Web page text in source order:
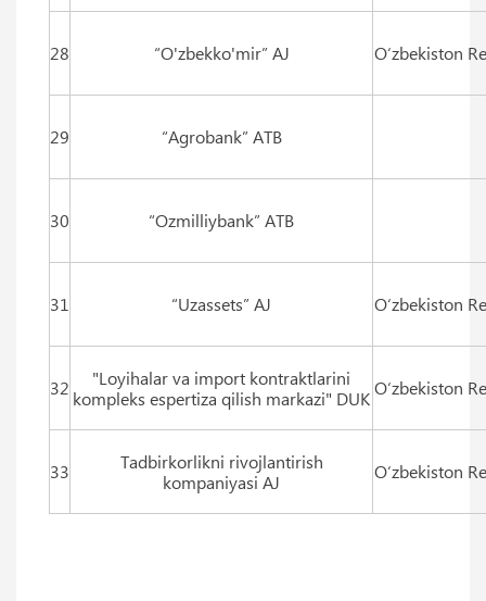
28 “O'zbekko'mir” AJ O‘zbekiston
29 “Agrobank” ATB
30 “Ozmilliybank” ATB
31 “Uzassets” AJ O‘zbekiston
32
"Loyihalar va import kontraktlarini
kompleks espertiza qilish markazi" DUKO‘zbekiston
33
Tadbirkorlikni rivojlantirish
kompaniyasi AJ
O‘zbekiston